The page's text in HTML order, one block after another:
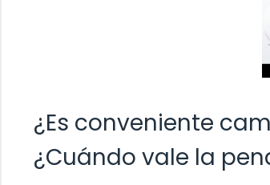
¿Es conveniente
¿Cuándo vale la